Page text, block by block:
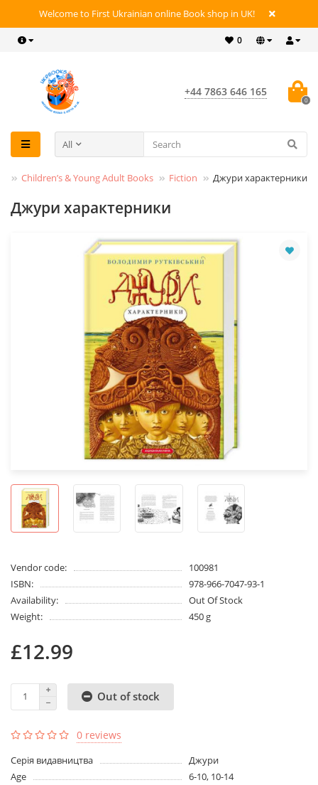
Welcome to First Ukrainian online Book shop in UK!
0
+44 7863 646 165
0
All
Children’s & Young Adult Books Fiction Джури характерники
Джури характерники
Vendor code:
100981
ISBN:
978-966-7047-93-1
Availability:
Out Of Stock
Weight:
450 g
£12.99
Out of stock
0 reviews
Серія видавництва
Джури
Age
6-10, 10-14